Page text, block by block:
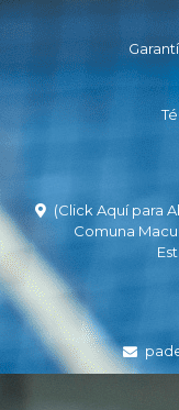
(Click Aquí para
Comuna